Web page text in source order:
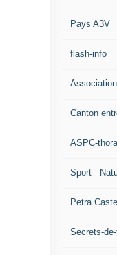
Pays A3V
flash-info
Canton
ASPC-
Sport -
Petra
Secrets-